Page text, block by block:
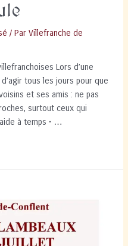
/ ParVillefranche de
Lors d’une
tous les jours pour que
et ses amis : ne pas
surtout ceux qui
à temps • …